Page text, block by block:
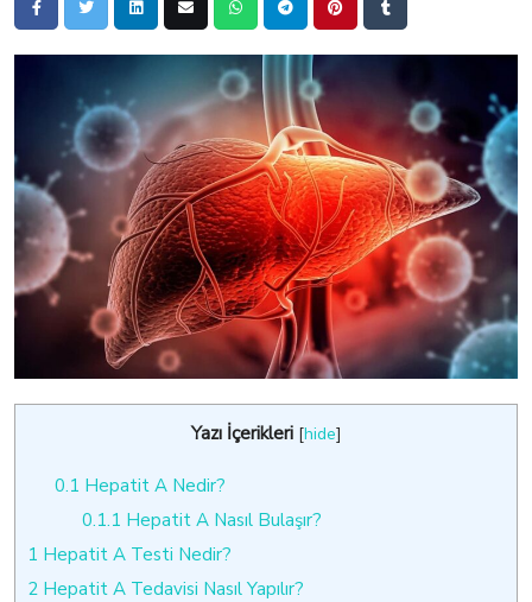
Yazı İçerikleri [hide]
0.1 Hepatit A Nedir?
0.1.1 Hepatit A Nasıl Bulaşır?
1 Hepatit A Testi Nedir?
2 Hepatit A Tedavisi Nasıl Yapılır?